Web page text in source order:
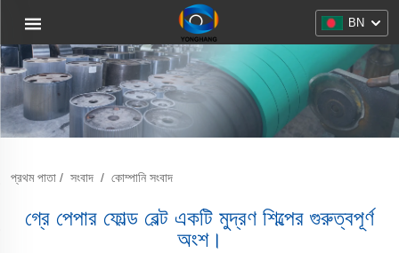
BN
প্রথম পাতা / সংবাদ / কোম্পানি সংবাদ
গ্রে পেপার ফোল্ড বেল্ট একটি মুদ্রণ শিল্পের গুরুত্বপূর্ণ
অংশ।